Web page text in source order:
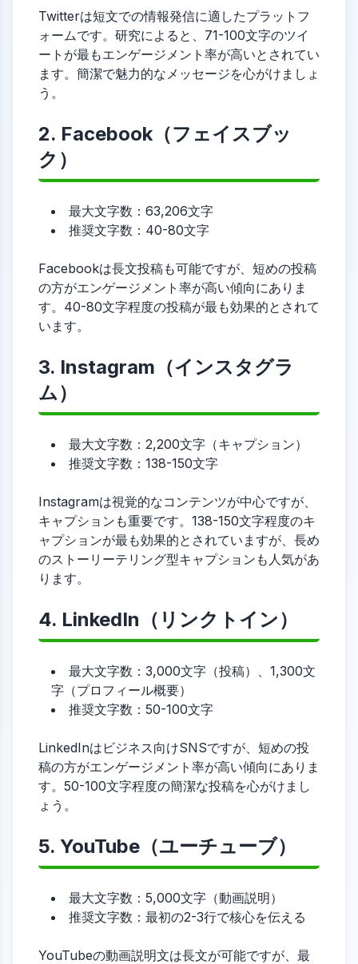
Twitterは短文での情報発信に適したプラットフ
ォームです。研究によると、71-100文字のツイ
ートが最もエンゲージメント率が高いとされてい
ます。簡潔で魅力的なメッセージを心がけましょ
う。
2. Facebook（フェイスブッ
ク）
最大文字数：63,206文字
推奨文字数：40-80文字
Facebookは長文投稿も可能ですが、短めの投稿
の方がエンゲージメント率が高い傾向にありま
す。40-80文字程度の投稿が最も効果的とされて
います。
3. Instagram（インスタグラ
ム）
最大文字数：2,200文字（キャプション）
推奨文字数：138-150文字
Instagramは視覚的なコンテンツが中心ですが、
キャプションも重要です。138-150文字程度のキ
ャプションが最も効果的とされていますが、長め
のストーリーテリング型キャプションも人気があ
ります。
4. LinkedIn（リンクトイン）
最大文字数：3,000文字（投稿）、1,300文
字（プロフィール概要）
推奨文字数：50-100文字
LinkedInはビジネス向けSNSですが、短めの投
稿の方がエンゲージメント率が高い傾向にありま
す。50-100文字程度の簡潔な投稿を心がけまし
ょう。
5. YouTube（ユーチューブ）
最大文字数：5,000文字（動画説明）
推奨文字数：最初の2-3行で核心を伝える
YouTubeの動画説明文は長文が可能ですが、最